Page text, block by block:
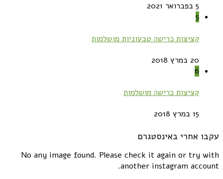
5 בפברואר 2021
5
קציצות כרישה טבעוניות מושלמות
20 במרץ 2018
6
קציצות כרישה מושלמות
15 במרץ 2018
עקבו אחרי באינסטגרם
No any image found. Please check it again or try with
another instagram account.